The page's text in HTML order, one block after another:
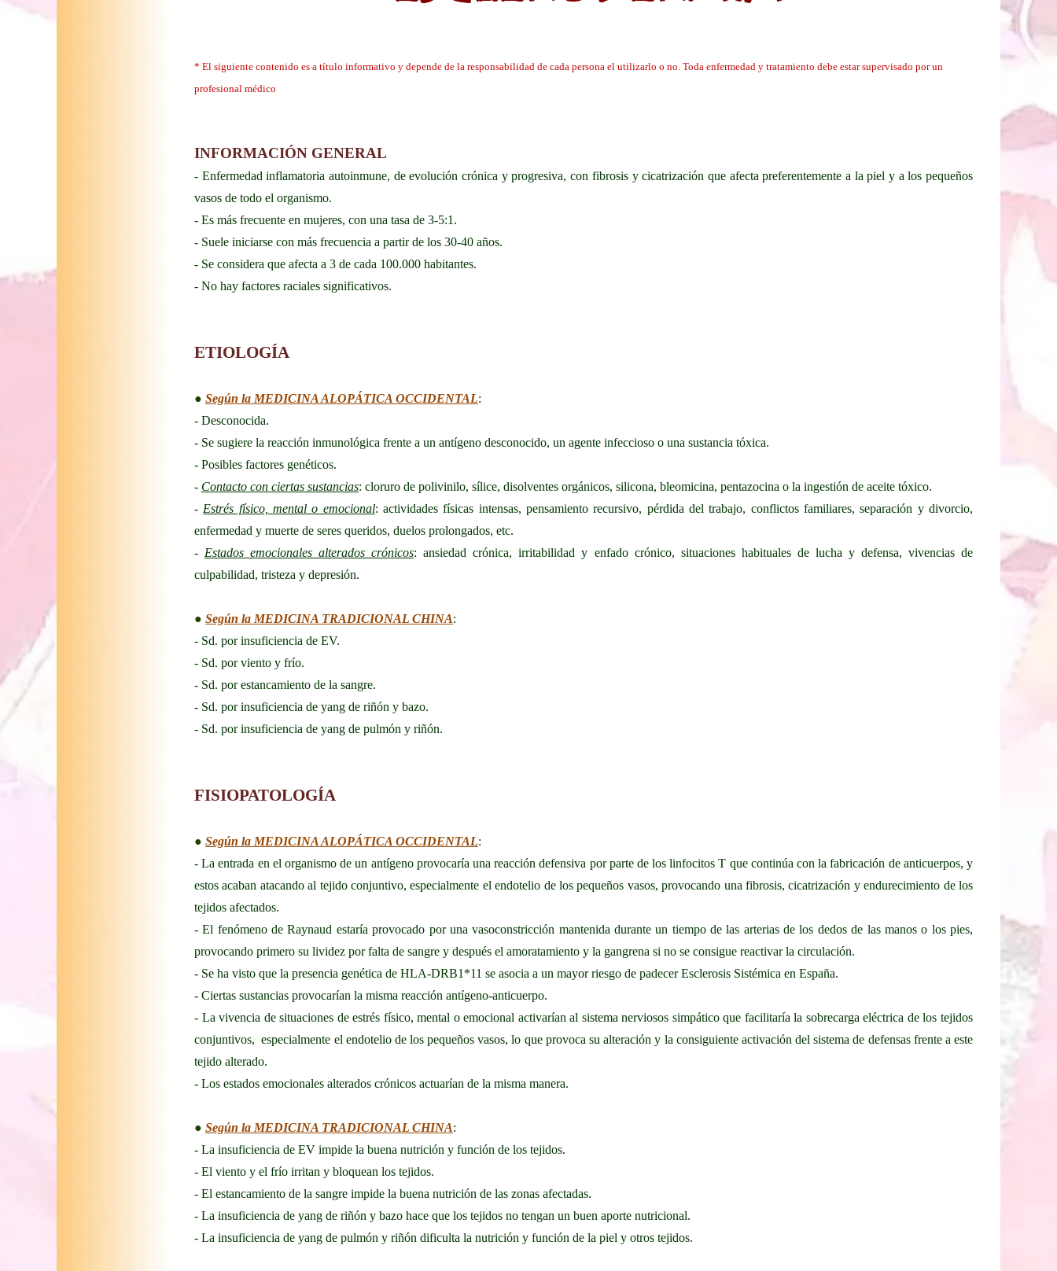
* El siguiente contenido es a título informativo y depende de la responsabilidad de cada persona el utilizarlo o no. Toda enfermedad y tratamiento debe estar supervisado por un
profesional médico
INFORMACIÓN GENERAL
- Enfermedad inflamatoria autoinmune, de evolución crónica y progresiva, con fibrosis y cicatrización que afecta preferentemente a la piel y a los pequeños
vasos de todo el organismo.
- Es más frecuente en mujeres, con una tasa de 3-5:1.
- Suele iniciarse con más frecuencia a partir de los 30-40 años.
- Se considera que afecta a 3 de cada 100.000 habitantes.
- No hay factores raciales significativos.
ETIOLOGÍA
● Según la MEDICINA ALOPÁTICA OCCIDENTAL:
- Desconocida.
- Se sugiere la reacción inmunológica frente a un antígeno desconocido, un agente infeccioso o una sustancia tóxica.
- Posibles factores genéticos.
- Contacto con ciertas sustancias: cloruro de polivinilo, sílice, disolventes orgánicos, silicona, bleomicina, pentazocina o la ingestión de aceite tóxico.
- Estrés físico, mental o emocional: actividades físicas intensas, pensamiento recursivo, pérdida del trabajo, conflictos familiares, separación y divorcio,
enfermedad y muerte de seres queridos, duelos prolongados, etc.
- Estados emocionales alterados crónicos: ansiedad crónica, irritabilidad y enfado crónico, situaciones habituales de lucha y defensa, vivencias de
culpabilidad, tristeza y depresión.
● Según la MEDICINA TRADICIONAL CHINA:
- Sd. por insuficiencia de EV.
- Sd. por viento y frío.
- Sd. por estancamiento de la sangre.
- Sd. por insuficiencia de yang de riñón y bazo.
- Sd. por insuficiencia de yang de pulmón y riñón.
FISIOPATOLOGÍA
● Según la MEDICINA ALOPÁTICA OCCIDENTAL:
- La entrada en el organismo de un antígeno provocaría una reacción defensiva por parte de los linfocitos T que continúa con la fabricación de anticuerpos, y
estos acaban atacando al tejido conjuntivo, especialmente el endotelio de los pequeños vasos, provocando una fibrosis, cicatrización y endurecimiento de los
tejidos afectados.
- El fenómeno de Raynaud estaría provocado por una vasoconstricción mantenida durante un tiempo de las arterias de los dedos de las manos o los pies,
provocando primero su lividez por falta de sangre y después el amoratamiento y la gangrena si no se consigue reactivar la circulación.
- Se ha visto que la presencia genética de HLA-DRB1*11 se asocia a un mayor riesgo de padecer Esclerosis Sistémica en España.
- Ciertas sustancias provocarían la misma reacción antígeno-anticuerpo.
- La vivencia de situaciones de estrés físico, mental o emocional activarían al sistema nerviosos simpático que facilitaría la sobrecarga eléctrica de los tejidos
conjuntivos, especialmente el endotelio de los pequeños vasos, lo que provoca su alteración y la consiguiente activación del sistema de defensas frente a este
tejido alterado.
- Los estados emocionales alterados crónicos actuarían de la misma manera.
● Según la MEDICINA TRADICIONAL CHINA:
- La insuficiencia de EV impide la buena nutrición y función de los tejidos.
- El viento y el frío irritan y bloquean los tejidos.
- El estancamiento de la sangre impide la buena nutrición de las zonas afectadas.
- La insuficiencia de yang de riñón y bazo hace que los tejidos no tengan un buen aporte nutricional.
- La insuficiencia de yang de pulmón y riñón dificulta la nutrición y función de la piel y otros tejidos.